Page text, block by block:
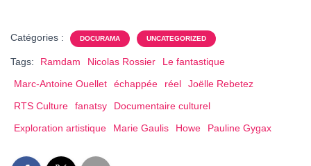
Catégories : DOCURAMA UNCATEGORIZED
Tags: Ramdam Nicolas Rossier
Le fantastique
Marc-Antoine Ouellet
échappée réel
Joëlle Rebetez
RTS Culture
fanatsy
Documentaire culturel
Exploration artistique
Marie Gaulis Howe Pauline Gygax